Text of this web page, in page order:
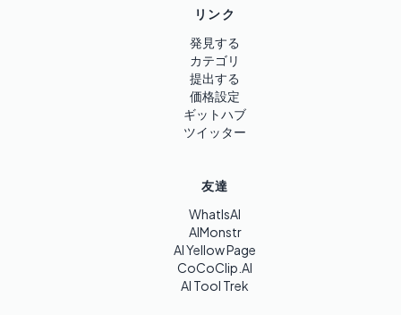
リンク
発見する
カテゴリ
提出する
価格設定
ギットハブ
ツイッター
友達
WhatIsAI
AIMonstr
AI Yellow Page
CoCoClip.AI
AI Tool Trek